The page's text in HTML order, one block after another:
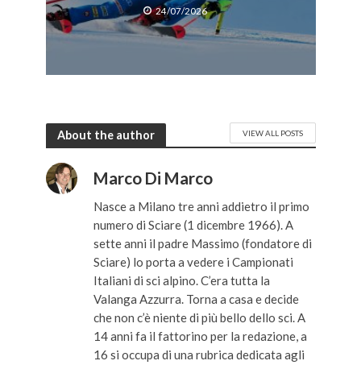
24/07/2026
About the author VIEW ALL POSTS
Marco Di Marco
Nasce a Milano tre anni addietro il primo
numero di Sciare (1 dicembre 1966). A
sette anni il padre Massimo (fondatore di
Sciare) lo porta a vedere i Campionati
Italiani di sci alpino. C’era tutta la
Valanga Azzurra. Torna a casa e decide
che non c’è niente di più bello dello sci. A
14 anni fa il fattorino per la redazione, a
16 si occupa di una rubrica dedicata agli